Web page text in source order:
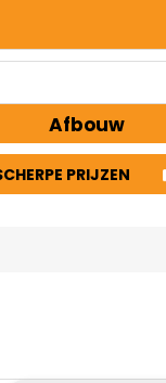
Afbouw
PRIJZEN